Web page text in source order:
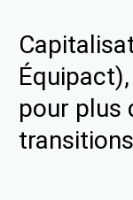
pour plus
transitions